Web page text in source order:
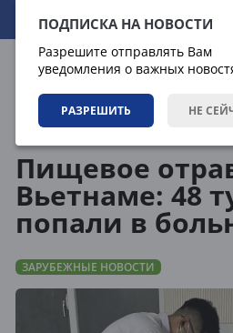
ПОДПИСКА НА НОВОСТИ
Разрешите отправлять Вам
уведомления о важных
РАЗРЕШИТЬ НЕ
07.08.2026 23:32:29
Пищевое
Вьетнаме: 48
попали в
ЗАРУБЕЖНЫЕ НОВОСТИ